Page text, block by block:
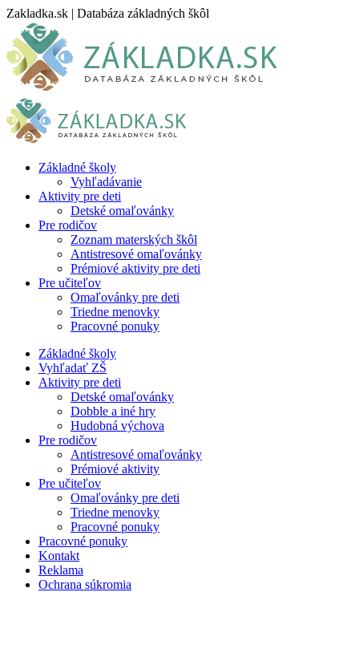
Skip
content
Zakladka.sk | Databáza základných škôl
Základné školy
Vyhľadávanie
Aktivity pre deti
Detské omaľovánky
Pre rodičov
Zoznam materských škôl
Antistresové omaľovánky
Prémiové aktivity pre deti
Pre učiteľov
Omaľovánky pre deti
Triedne menovky
Pracovné ponuky
Základné školy
Vyhľadať ZŠ
Aktivity pre deti
Detské omaľovánky
Dobble a iné hry
Hudobná výchova
Pre rodičov
Antistresové omaľovánky
Prémiové aktivity
Pre učiteľov
Omaľovánky pre deti
Triedne menovky
Pracovné ponuky
Pracovné ponuky
Kontakt
Reklama
Ochrana súkromia